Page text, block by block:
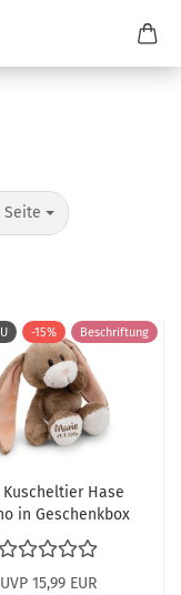
Seite
-15% Beschriftung
Hase
in Geschenkbox
62984
UVP 15,99 EUR